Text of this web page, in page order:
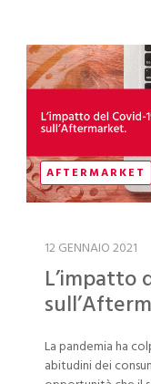
AFTERMARKET
12 GENNAIO 2021
L’impatto
La pandemia ha
abitudini dei